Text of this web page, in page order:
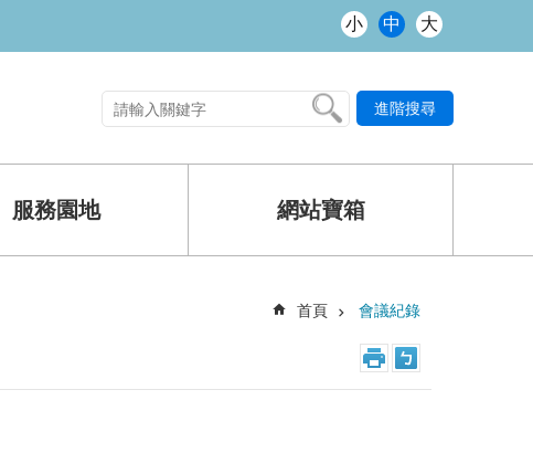
小 中 大
進階搜尋
服務園地 網站寶箱
首頁 會議紀錄